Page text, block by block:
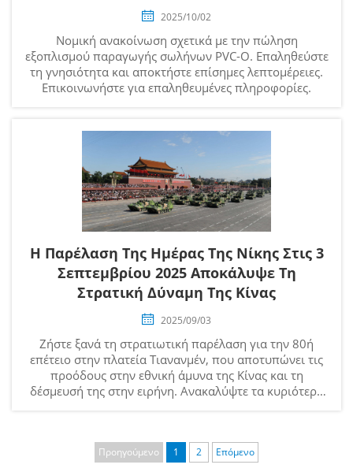
2025/10/02
Νομική ανακοίνωση σχετικά με την πώληση
εξοπλισμού παραγωγής σωλήνων PVC-O. Επαληθεύστε
τη γνησιότητα και αποκτήστε επίσημες λεπτομέρειες.
Επικοινωνήστε για επαληθευμένες πληροφορίες.
Η Παρέλαση Της Ημέρας Της Νίκης Στις 3
Σεπτεμβρίου 2025 Αποκάλυψε Τη
Στρατική Δύναμη Της Κίνας
2025/09/03
Ζήστε ξανά τη στρατιωτική παρέλαση για την 80ή
επέτειο στην πλατεία Τιανανμέν, που αποτυπώνει τις
προόδους στην εθνική άμυνα της Κίνας και τη
δέσμευσή της στην ειρήνη. Ανακαλύψτε τα κυριότερα
Προηγούμενο 1 2 Επόμενο